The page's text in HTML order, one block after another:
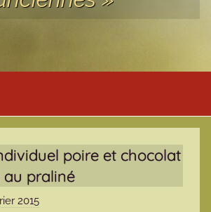
poire et chocolat
praliné
2015